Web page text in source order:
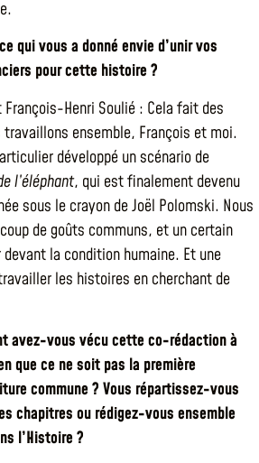
qui vous a donné envie d’unir vos
pour cette histoire ?
François-Henri Soulié : Cela fait des
travaillons ensemble, François et moi.
développé un scénario de
l’éléphant, qui est finalement devenu
sous le crayon de Joël Polomski. Nous
de goûts communs, et un certain
la condition humaine. Et une
les histoires en cherchant de
avez-vous vécu cette co-rédaction à
que ce ne soit pas la première
commune ? Vous répartissez-vous
chapitres ou rédigez-vous ensemble
l’Histoire ?